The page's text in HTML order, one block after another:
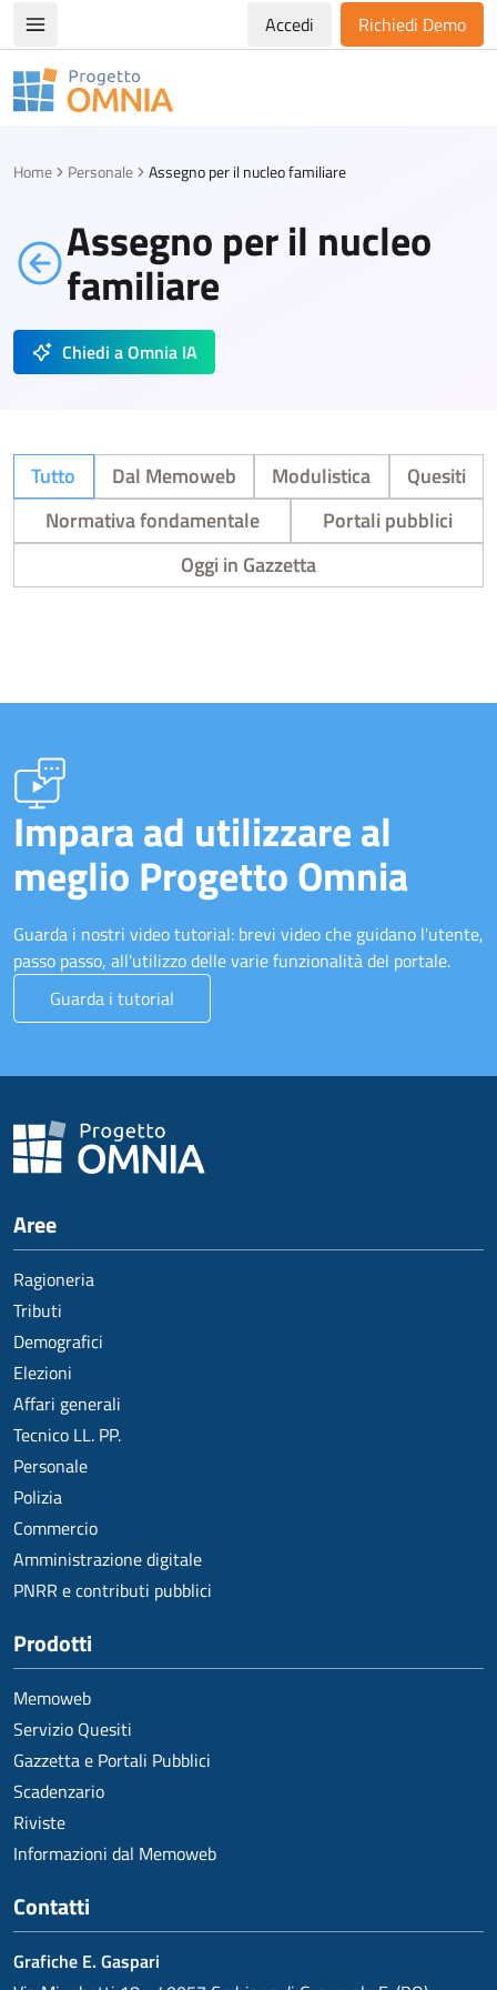
Apri/chiudi menù di navigazioneAccedi Richiedi Demo
Progetto Omnia
Home Personale Assegno per il nucleo familiare
Assegno per il nucleo
familiare
Chiedi a Omnia IA
Tutto Dal Memoweb Modulistica
Quesiti
Normativa fondamentale
Portali pubblici
Oggi in Gazzetta
Impara ad utilizzare al
meglio Progetto Omnia
Guarda i nostri video tutorial: brevi video che guidano l'utente,
passo passo, all'utilizzo delle varie funzionalità del portale.
Guarda i tutorial
Aree
Ragioneria
Tributi
Demografici
Elezioni
Affari generali
Tecnico LL. PP.
Personale
Polizia
Commercio
Amministrazione digitale
PNRR e contributi pubblici
Prodotti
Memoweb
Servizio Quesiti
Gazzetta e Portali Pubblici
Scadenzario
Riviste
Informazioni dal Memoweb
Contatti
Grafiche E. Gaspari